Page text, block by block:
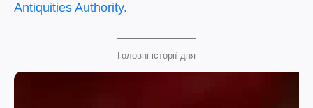
Antiquities Authority.
Головні історії дня